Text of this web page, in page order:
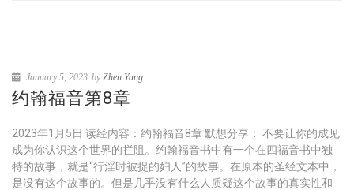
January 5, 2023 byZhen Yang
约翰福音第8章
2023年1月5日 读经内容：约翰福音8章 默想分享： 不要让你的成见
成为你认识这个世界的拦阻。约翰福音书中有一个在四福音书中独
特的故事，就是“行淫时被捉的妇人”的故事。在原本的圣经文本中，
是没有这个故事的。但是几乎没有什么人质疑这个故事的真实性和